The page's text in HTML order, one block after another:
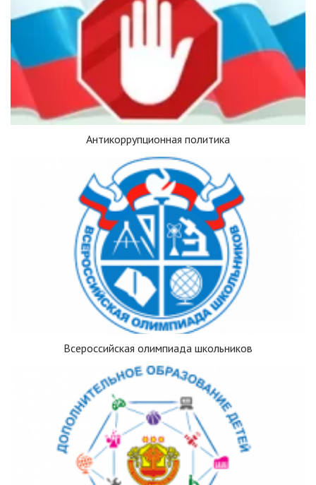
Антикоррупционная политика
Всероссийская олимпиада школьников